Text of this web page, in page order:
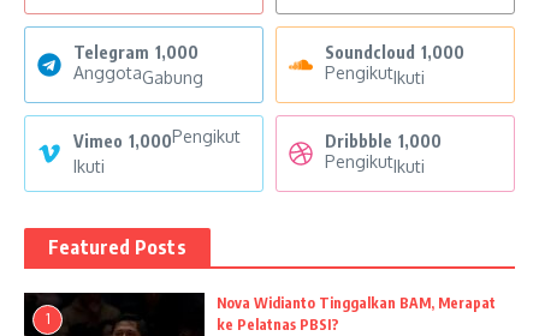
Telegram 1,000
AnggotaGabung
Soundcloud 1,000
PengikutIkuti
Vimeo 1,000Pengikut
Ikuti
Dribbble 1,000
PengikutIkuti
Featured Posts
1
Nova Widianto Tinggalkan BAM, Merapat
ke Pelatnas PBSI?